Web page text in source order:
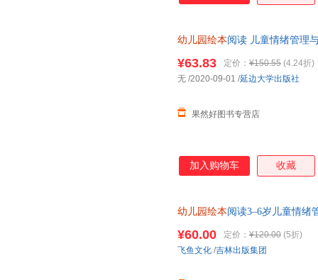
幼儿园绘本阅读 儿童情绪管理
¥63.83 定价： ¥150.55 (4.24折)
果然好图书专营店
无 /2020-09-01 /延边大学出版社
加入购物车 收藏
幼儿园绘本阅读3–6岁儿童情绪
¥60.00 定价： ¥120.00 (5折)
飞鱼文化 /吉林出版集团